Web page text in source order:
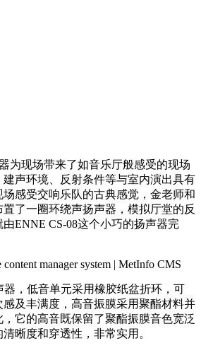
为现场带来了如音乐厅般感受的现场
声环境、反射条件等与室内演出具有
感受交响乐队的古典感觉，金老师和
了一圈环绕声扬声器，模拟厅堂的反
ENNE CS-08这个小巧的扬声器完
器，低音单元采用橡胶纸盆折环，可
感及丰满度，高音振膜采用聚酯材料并
它的高音既保留了聚酯振膜音色宽泛
晰度和穿透性，非常实用。